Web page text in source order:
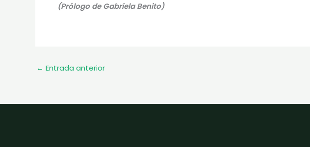
(Prólogo de Gabriela Benito)
← Entrada anterior